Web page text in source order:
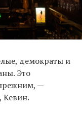
демократы и
Это
—
Кевин.